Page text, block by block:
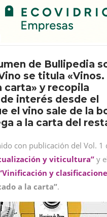
de Bullipedia
se titula «Vinos.
carta» y recopila
interés desde el
el vino sale de la
a la carta del
con publicación del Vol. 1
y viticultura” y
y
a la carta”.